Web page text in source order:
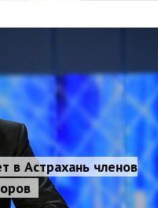
в Астрахань членов